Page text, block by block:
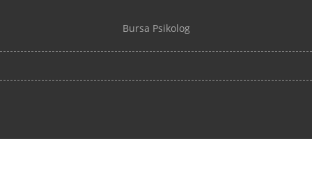
Bursa Psikolog